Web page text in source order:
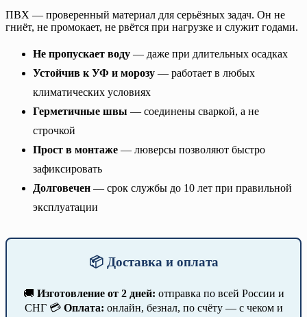
ПВХ — проверенный материал для серьёзных задач. Он не
гниёт, не промокает, не рвётся при нагрузке и служит годами.
Не пропускает воду — даже при длительных осадках
Устойчив к УФ и морозу — работает в любых
климатических условиях
Герметичные швы — соединены сваркой, а не
строчкой
Прост в монтаже — люверсы позволяют быстро
зафиксировать
Долговечен — срок службы до 10 лет при правильной
эксплуатации
📦 Доставка и оплата
🚚 Изготовление от 2 дней: отправка по всей России и
СНГ 💳 Оплата: онлайн, безнал, по счёту — с чеком и